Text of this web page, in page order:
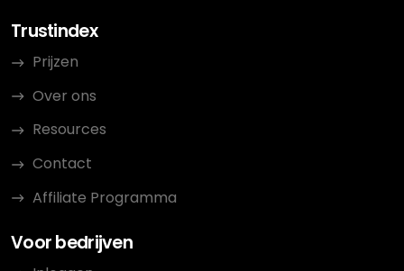
Trustindex
Prijzen
Over ons
Resources
Contact
Affiliate Programma
Voor bedrijven